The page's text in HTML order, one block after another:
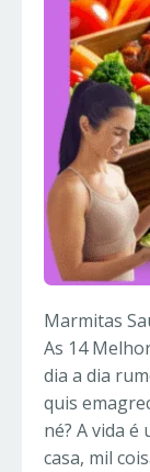
Marmitas
As 14
dia a dia
quis
né? A vida
casa, mil